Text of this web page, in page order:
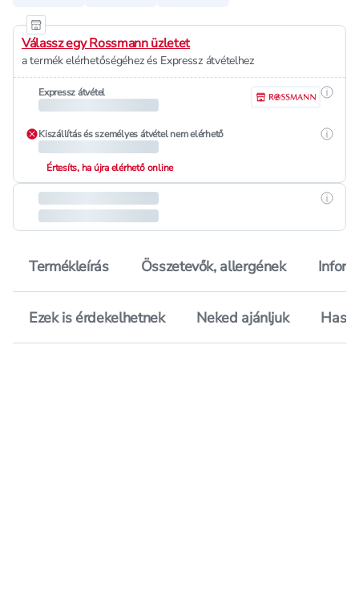
Válassz egy Rossmann üzletet
a termék elérhetőségéhez és Expressz átvételhez
Expressz átvétel
Kiszállítás és személyes átvétel nem elérhető
Értesíts, ha újra elérhető online
Termékleírás Összetevők, allergének
Ezek is érdekelhetnek Neked ajánljuk